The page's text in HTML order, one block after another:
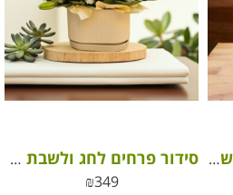
סידור פרחים יום הולדת שמח נסיכה שלי
סידור פרחים לחג ולשבת בכלי קרמיקה לבן/שמנת בהתאם למלאי
₪349